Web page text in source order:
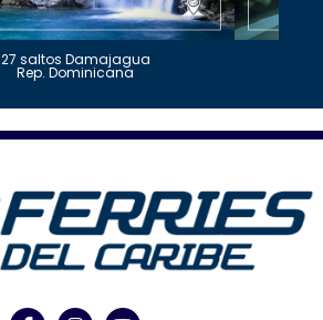
27 saltos Damajagua
Rep. Dominicana